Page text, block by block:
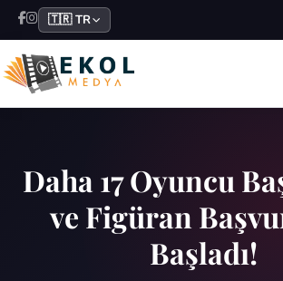
🇹🇷 TR
Daha 17 Oyuncu
ve Figüran
Başladı!